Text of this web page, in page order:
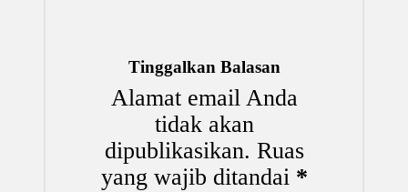
Tinggalkan Balasan
Alamat email Anda
tidak akan
dipublikasikan. Ruas
yang wajib ditandai *